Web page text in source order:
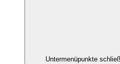
Untermenüpunkte